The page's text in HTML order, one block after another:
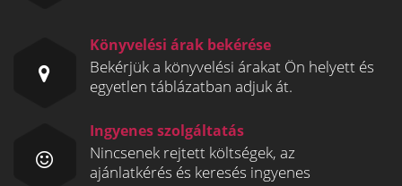
Könyvelési árak bekérése
Bekérjük a könyvelési árakat Ön helyett és
egyetlen táblázatban adjuk át.
Ingyenes szolgáltatás
Nincsenek rejtett költségek, az
ajánlatkérés és keresés ingyenes